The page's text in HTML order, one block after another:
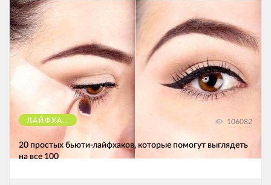
ЛАЙФХАКИ 106082
20 простых бьюти-лайфхаков, которые помогут выглядеть
на все 100